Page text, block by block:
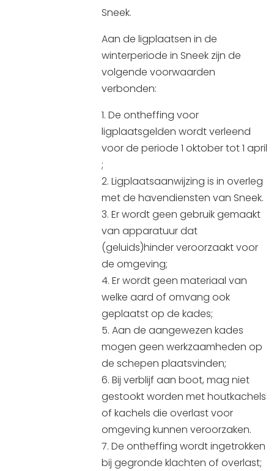
Sneek.
Aan de ligplaatsen in de
winterperiode in Sneek zijn de
volgende voorwaarden
verbonden:
De ontheffing voor
ligplaatsgelden wordt verleend
voor de periode 1 oktober tot 1 april
;
Ligplaatsaanwijzing is in overleg
met de havendiensten van Sneek.
Er wordt geen gebruik gemaakt
van apparatuur dat
(geluids)hinder veroorzaakt voor
de omgeving;
Er wordt geen materiaal van
welke aard of omvang ook
geplaatst op de kades;
Aan de aangewezen kades
mogen geen werkzaamheden op
de schepen plaatsvinden;
Bij verblijf aan boot, mag niet
gestookt worden met houtkachels
of kachels die overlast voor
omgeving kunnen veroorzaken.
De ontheffing wordt ingetrokken
bij gegronde klachten of overlast;